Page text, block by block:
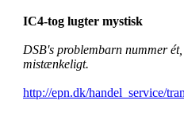
IC4-tog lugter mystisk
DSB's problembarn nummer
mistænkeligt.
http://epn.dk/handel_service/